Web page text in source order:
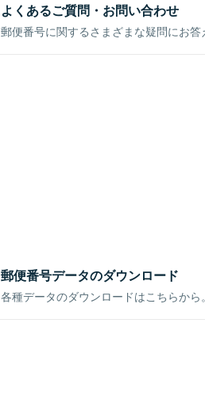
よくあるご質問・お問い合わせ
郵便番号に関するさまざまな疑問にお答
郵便番号データのダウンロード
各種データのダウンロードはこちらから